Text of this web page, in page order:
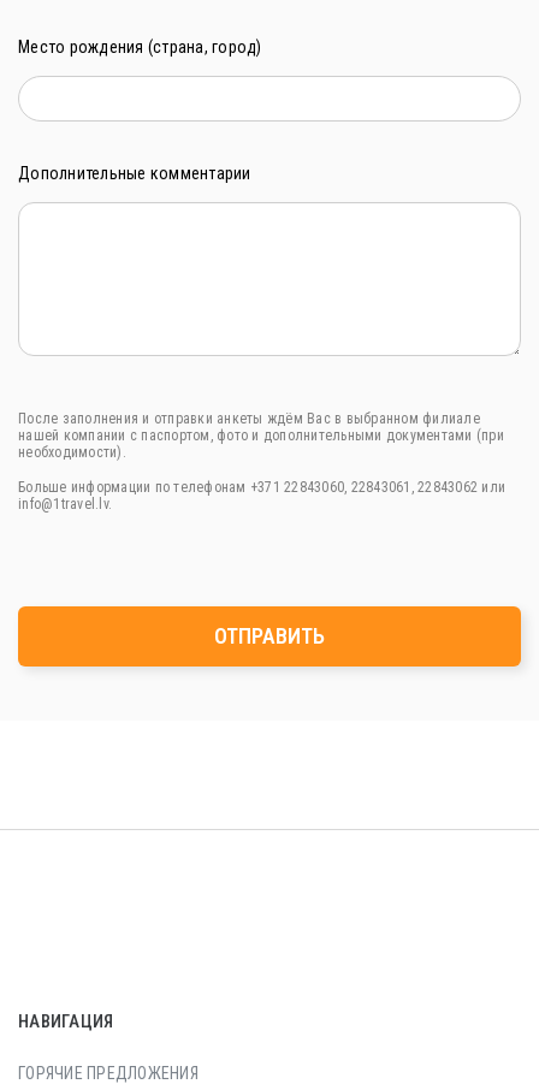
Место рождения (страна, город)
Дополнительные комментарии
После заполнения и отправки анкеты ждём Вас в выбранном филиале
нашей компании с паспортом, фото и дополнительными документами (при
необходимости).
Больше информации по телефонам +371 22843060, 22843061, 22843062 или
info@1travel.lv.
ОТПРАВИТЬ
НАВИГАЦИЯ
ГОРЯЧИЕ ПРЕДЛОЖЕНИЯ